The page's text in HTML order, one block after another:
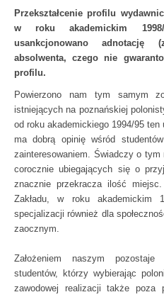
Przekształcenie profilu
w roku akademickim
usankcjonowano adnotację
absolwenta, czego nie
profilu.
Powierzono nam tym samym
istniejących na poznańskiej
od roku akademickiego 1994/95 ten
ma dobrą opinię wśród
zainteresowaniem. Świadczy o
corocznie ubiegających się o
znacznie przekracza ilość
Zakładu, w roku akademickim
specjalizacji również dla
zaocznym.
Założeniem naszym pozostaje
studentów, którzy wybierając
zawodowej realizacji także poza